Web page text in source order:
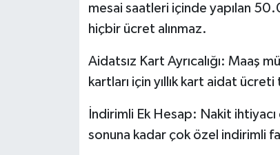
mesai saatleri içinde yapılan
hiçbir ücret alınmaz.
Aidatsız Kart Ayrıcalığı: Maaş
kartları için yıllık kart aidat
İndirimli Ek Hesap: Nakit
sonuna kadar çok özel indirimli